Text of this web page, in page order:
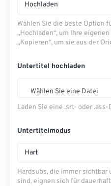
Hochladen
Wählen Sie die beste Option
„Hochladen“, um Ihre
„Kopieren“, um sie aus der
Untertitel hochladen
Wählen Sie eine Datei
Laden Sie eine .srt- oder .ass-
Untertitelmodus
Hart
Hardsubs, die immer
sind, eignen sich für